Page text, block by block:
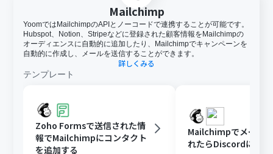
Mailchimp
YoomではMailchimpのAPIとノーコードで連携することが可能です。
Hubspot、Notion、Stripeなどに登録された顧客情報をMailchimpの
オーディエンスに自動的に追加したり、Mailchimpでキャンペーンを
自動的に作成し、メールを送信することができます。
詳しくみる
テンプレート
Zoho Formsで送信された情
報でMailchimpにコンタクト
を追加する
Mailchimpでメール
れたらDiscordに通